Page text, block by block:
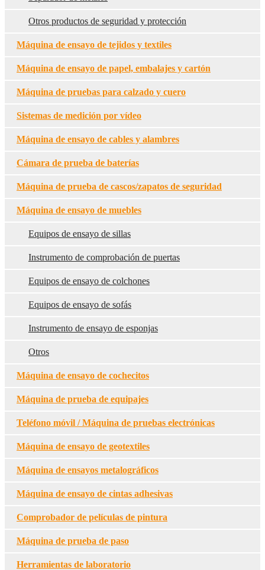
Otros productos de seguridad y protección
Máquina de ensayo de tejidos y textiles
Máquina de ensayo de papel, embalajes y cartón
Máquina de pruebas para calzado y cuero
Sistemas de medición por vídeo
Máquina de ensayo de cables y alambres
Cámara de prueba de baterías
Máquina de prueba de cascos/zapatos de seguridad
Máquina de ensayo de muebles
Equipos de ensayo de sillas
Instrumento de comprobación de puertas
Equipos de ensayo de colchones
Equipos de ensayo de sofás
Instrumento de ensayo de esponjas
Otros
Máquina de ensayo de cochecitos
Máquina de prueba de equipajes
Teléfono móvil / Máquina de pruebas electrónicas
Máquina de ensayo de geotextiles
Máquina de ensayos metalográficos
Máquina de ensayo de cintas adhesivas
Comprobador de películas de pintura
Máquina de prueba de paso
Herramientas de laboratorio